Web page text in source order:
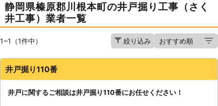
静岡県榛原郡川根本町の井戸掘り工事（さく
井工事）業者一覧
1~1（1件中） 絞り込み
井戸掘り110番
井戸に関するご相談は井戸掘り110番にお任せください！